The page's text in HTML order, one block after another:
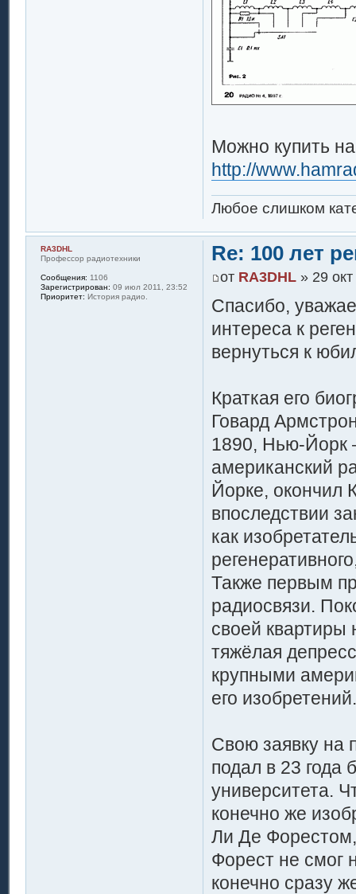
Можно купить
http://
Любое слишком
Re: 100 лет
от RA3DHL» 29 окт
Спасибо,
интереса к
вернуться к
Краткая его
Говард
1890, Нью-
американский
Йорке, окончил
впоследствии
как
Также первым
радиосвязи.
своей квартиры
тяжёлая
крупными
его изобретений.
Свою заявку на
подал в 23 года
университета.
конечно же
Ли Де Форестом,
Форест не смог
конечно сразу
RA3DHL
Профессор радиотехники
Сообщения: 1106
Зарегистрирован: 09 июл 2011, 23:52
Приоритет: История радио.